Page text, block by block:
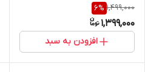
1,499,000
6%
1,399,000
افزودن به سبد